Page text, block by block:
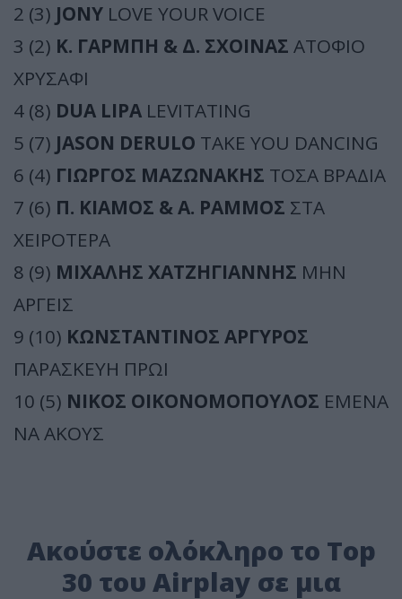
2 (3) JONY LOVE YOUR VOICE
3 (2) Κ. ΓΑΡΜΠΗ & Δ. ΣΧΟΙΝΑΣ ΑΤΟΦΙΟ
ΧΡΥΣΑΦΙ
4 (8) DUA LIPA LEVITATING
5 (7) JASON DERULO TAKE YOU DANCING
6 (4) ΓΙΩΡΓΟΣ ΜΑΖΩΝΑΚΗΣ ΤΟΣΑ ΒΡΑΔΙΑ
7 (6) Π. ΚΙΑΜΟΣ & Α. ΡΑΜΜΟΣ ΣΤΑ
ΧΕΙΡΟΤΕΡΑ
8 (9) ΜΙΧΑΛΗΣ ΧΑΤΖΗΓΙΑΝΝΗΣ ΜΗΝ
ΑΡΓΕΙΣ
9 (10) ΚΩΝΣΤΑΝΤΙΝΟΣ ΑΡΓΥΡΟΣ
ΠΑΡΑΣΚΕΥΗ ΠΡΩΙ
10 (5) ΝΙΚΟΣ ΟΙΚΟΝΟΜΟΠΟΥΛΟΣ ΕΜΕΝΑ
ΝΑ ΑΚΟΥΣ
Ακούστε ολόκληρο το Τop
30 του Airplay σε μια